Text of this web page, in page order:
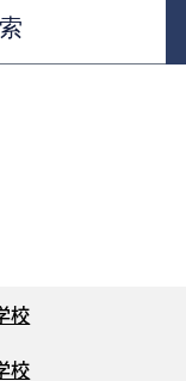
校
校